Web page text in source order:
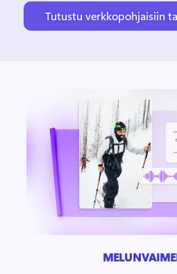
Tutustu verkkopohjaisiin